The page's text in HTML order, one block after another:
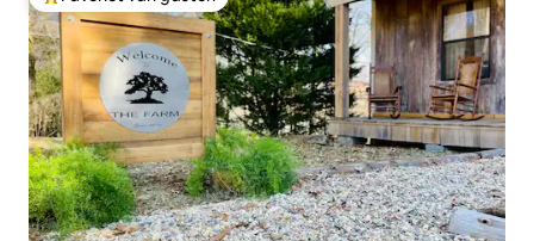
Topfavoriet van gasten